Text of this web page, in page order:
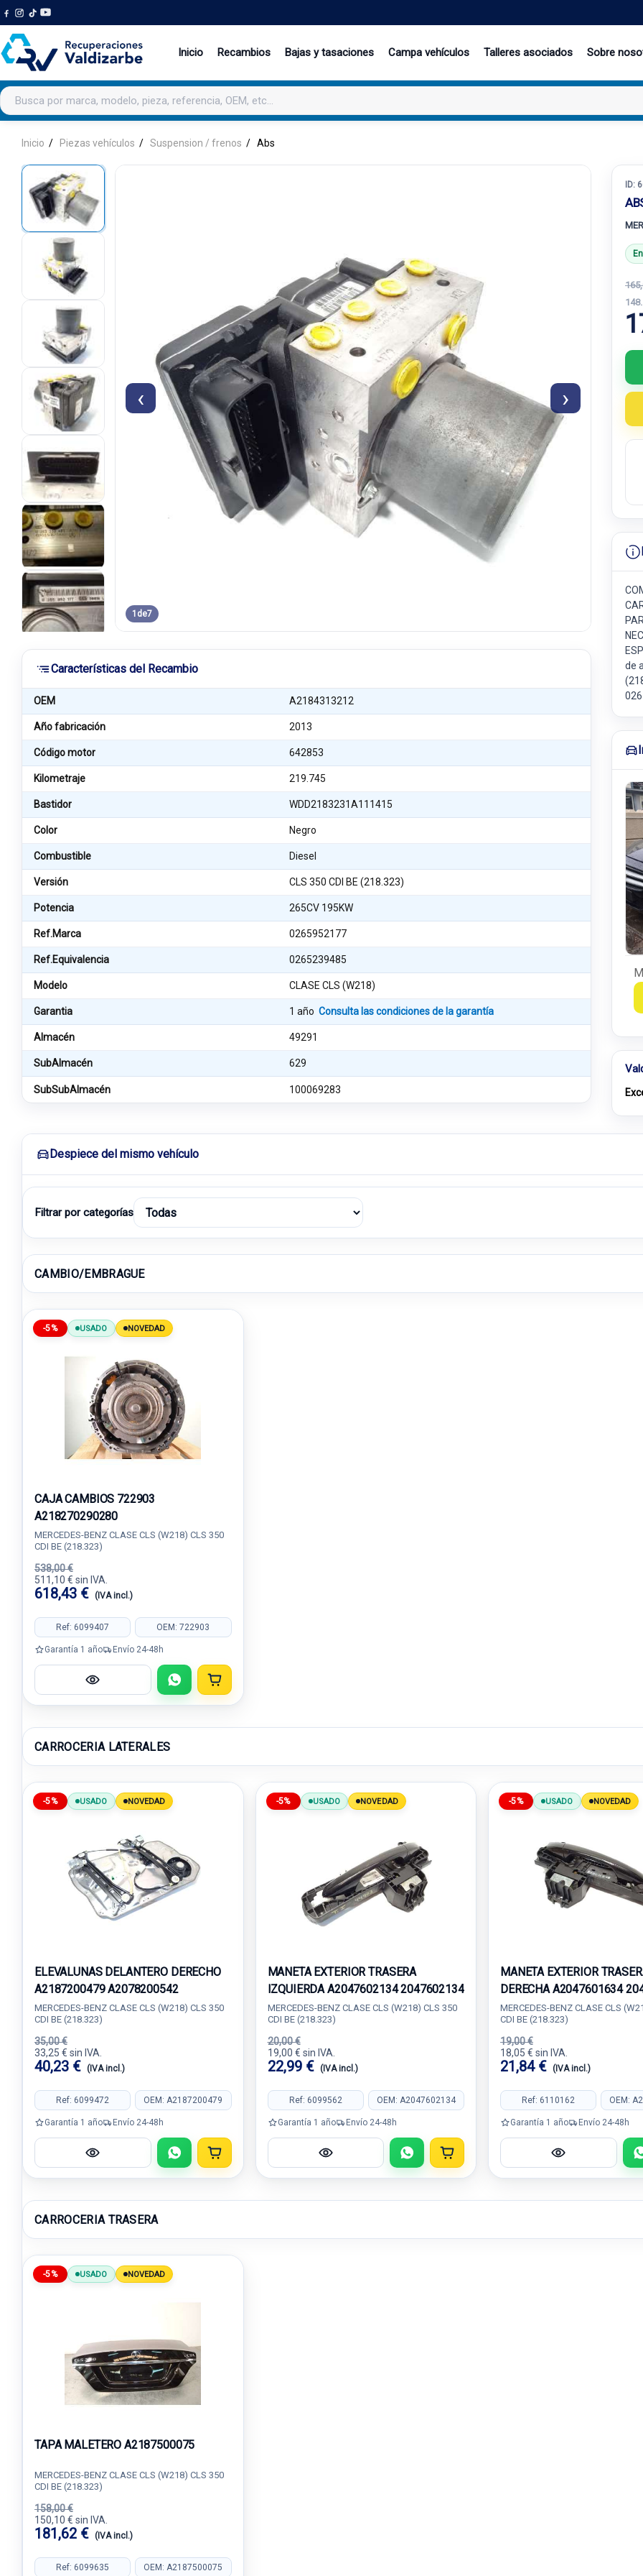
Inicio Recambios Bajas y tasaciones Campa vehículos Talleres asociados Sobre
Buscar productos
Inicio Piezas vehículos Suspension / frenos Abs
‹ ›
1 de7
Características del Recambio
OEM A2184313212
Año fabricación 2013
Código motor 642853
Kilometraje 219.745
Bastidor WDD2183231A111415
Color Negro
Combustible Diesel
Versión CLS 350 CDI BE (218.323)
Potencia 265CV 195KW
Ref.Marca 0265952177
Ref.Equivalencia 0265239485
Modelo CLASE CLS (W218)
Garantia 1 añoConsulta las condiciones de la garantía
Almacén 49291
SubAlmacén 629
SubSubAlmacén 100069283
ID:
de
Despiece del mismo vehículo
Filtrar por categorías
CAMBIO/EMBRAGUE
-5% USADO NOVEDAD
CAJA CAMBIOS 722903
A218270290280
MERCEDES-BENZ CLASE CLS (W218) CLS 350
CDI BE (218.323)
538,00 €
511,10 € sin IVA.
618,43 € (IVA incl.)
Ref: 6099407 OEM: 722903
Garantía 1 año Envío 24-48h
CARROCERIA LATERALES
-5% USADO NOVEDAD
ELEVALUNAS DELANTERO DERECHO
A2187200479 A2078200542
MERCEDES-BENZ CLASE CLS (W218) CLS 350
CDI BE (218.323)
35,00 €
33,25 € sin IVA.
40,23 € (IVA incl.)
Ref: 6099472 OEM: A2187200479
Garantía 1 año Envío 24-48h
-5% USADO NOVEDAD
MANETA EXTERIOR TRASERA
IZQUIERDA A2047602134 2047602134
MERCEDES-BENZ CLASE CLS (W218) CLS 350
CDI BE (218.323)
20,00 €
19,00 € sin IVA.
22,99 € (IVA incl.)
Ref: 6099562 OEM: A2047602134
Garantía 1 año Envío 24-48h
-5% USADO NOVEDAD
MANETA EXTERIOR
DERECHA A2047601634
MERCEDES-BENZ CLASE CLS
CDI BE (218.323)
19,00 €
18,05 € sin IVA.
21,84 € (IVA incl.)
Ref: 6110162 OEM:
Garantía 1 año Envío 24-48h
CARROCERIA TRASERA
-5% USADO NOVEDAD
TAPA MALETERO A2187500075
MERCEDES-BENZ CLASE CLS (W218) CLS 350
CDI BE (218.323)
158,00 €
150,10 € sin IVA.
181,62 € (IVA incl.)
Ref: 6099635 OEM: A2187500075